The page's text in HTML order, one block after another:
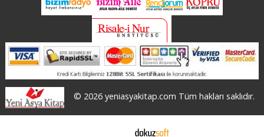
© 2026 yeniasyakitap.com Tüm hakları saklıdır.